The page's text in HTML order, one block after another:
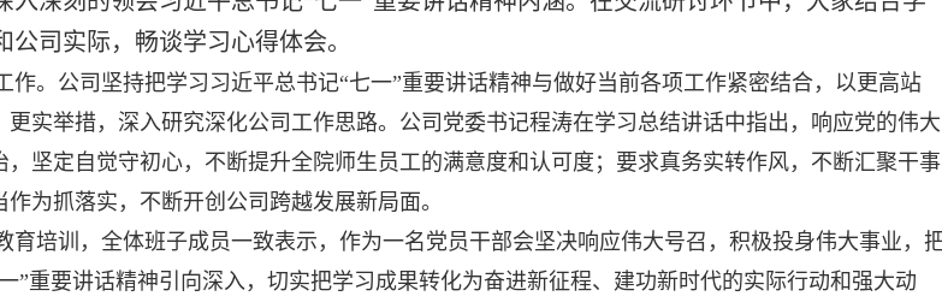
司实际，畅谈学习心得体会。
作。公司坚持把学习习近平总书记“七一”重要讲话精神与做好当前各项工作紧密结合，以更高站
更实举措，深入研究深化公司工作思路。公司党委书记程涛在学习总结讲话中指出，响应党的伟大
，坚定自觉守初心，不断提升全院师生员工的满意度和认可度；要求真务实转作风，不断汇聚干事
为抓落实，不断开创公司跨越发展新局面。
育培训，全体班子成员一致表示，作为一名党员干部会坚决响应伟大号召，积极投身伟大事业，
”重要讲话精神引向深入，切实把学习成果转化为奋进新征程、建功新时代的实际行动和强大动